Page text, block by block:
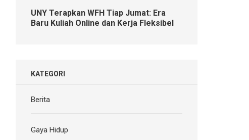
UNY Terapkan WFH Tiap Jumat: Era
Baru Kuliah Online dan Kerja Fleksibel
KATEGORI
Berita
Gaya Hidup